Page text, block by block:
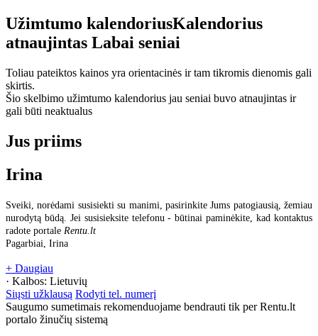
Užimtumo kalendoriusKalendorius
atnaujintas Labai seniai
Toliau pateiktos kainos yra orientacinės ir tam tikromis dienomis gali
skirtis.
Šio skelbimo užimtumo kalendorius jau seniai buvo atnaujintas ir
gali būti neaktualus
Jus priims
Irina
Sveiki, norėdami susisiekti su manimi, pasirinkite Jums patogiausią, žemiau
nurodytą būdą. Jei susisieksite telefonu - būtinai paminėkite, kad kontaktus
radote portale Rentu.lt
Pagarbiai, Irina
+ Daugiau
· Kalbos: Lietuvių
Siųsti užklausą Rodyti tel. numerį
Saugumo sumetimais rekomenduojame bendrauti tik per Rentu.lt
portalo žinučių sistemą